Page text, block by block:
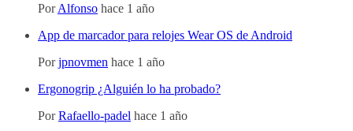
PorAlfonso hace 1 año
App de marcador para relojes Wear OS de Android
Porjpnovmen hace 1 año
Ergonogrip ¿Alguién lo ha probado?
PorRafaello-padel hace 1 año